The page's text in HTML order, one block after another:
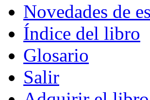
Novedades de
Índice del libro
Glosario
Salir